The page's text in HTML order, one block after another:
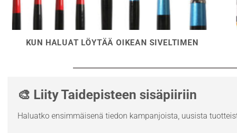
KUN HALUAT LÖYTÄÄ OIKEAN SIVELTIMEN
🎨 Liity Taidepisteen sisäpiiriin
Haluatko ensimmäisenä tiedon kampanjoista, uusista